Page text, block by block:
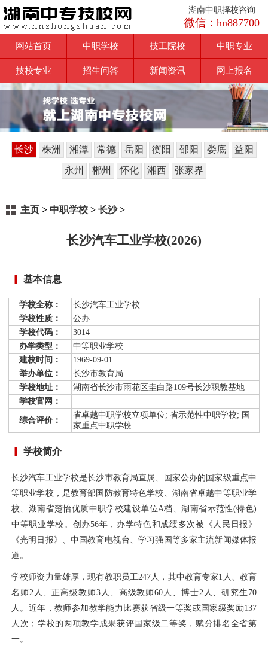
湖南中职择校咨询
微信：hn887700
网站首页 中职学校 技工院校 中职专业
技校专业 招生问答 新闻资讯 网上报名
长沙 株洲 湘潭 常德 岳阳 衡阳 邵阳 娄底 益阳
永州 郴州 怀化 湘西 张家界
主页 > 中职学校 > 长沙>
长沙汽车工业学校(2026)
基本信息
学校全称：
长沙汽车工业学校
学校性质：
公办
学校代码：
3014
办学类型：
中等职业学校
建校时间：
1969-09-01
举办单位：
长沙市教育局
学校地址：
湖南省长沙市雨花区圭白路109号长沙职教基地
学校官网：
综合评价：
省卓越中职学校立项单位; 省示范性中职学校; 国
家重点中职学校
学校简介
长沙汽车工业学校是长沙市教育局直属、国家公办的国家级重点中
等职业学校，是教育部国防教育特色学校、湖南省卓越中等职业学
校、湖南省楚怡优质中职学校建设单位A档、湖南省示范性(特色)
中等职业学校。创办56年，办学特色和成绩多次被《人民日报》
《光明日报》、中国教育电视台、学习强国等多家主流新闻媒体报
道。
学校师资力量雄厚，现有教职员工247人，其中教育专家1人、教育
名师2人、正高级教师3人、高级教师60人、博士2人、研究生70
人。近年，教师参加教学能力比赛获省级一等奖或国家级奖励137
人次；学校的两项教学成果获评国家级二等奖，赋分排名全省第
一。